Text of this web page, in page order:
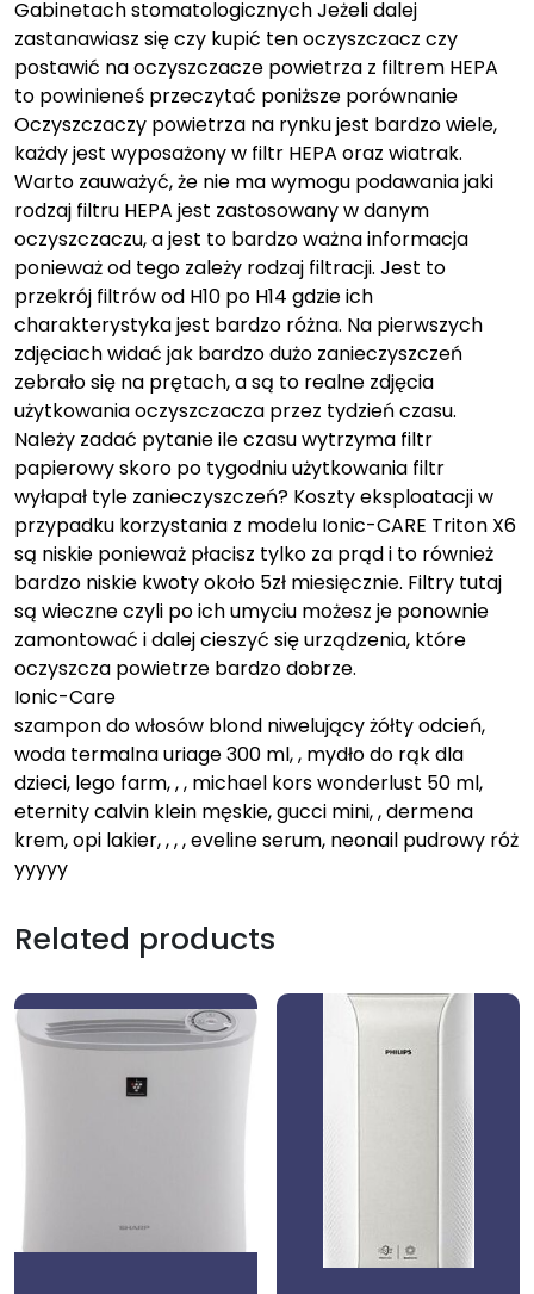
Gabinetach stomatologicznych Jeżeli dalej
zastanawiasz się czy kupić ten oczyszczacz czy
postawić na oczyszczacze powietrza z filtrem HEPA
to powinieneś przeczytać poniższe porównanie
Oczyszczaczy powietrza na rynku jest bardzo wiele,
każdy jest wyposażony w filtr HEPA oraz wiatrak.
Warto zauważyć, że nie ma wymogu podawania jaki
rodzaj filtru HEPA jest zastosowany w danym
oczyszczaczu, a jest to bardzo ważna informacja
ponieważ od tego zależy rodzaj filtracji. Jest to
przekrój filtrów od H10 po H14 gdzie ich
charakterystyka jest bardzo różna. Na pierwszych
zdjęciach widać jak bardzo dużo zanieczyszczeń
zebrało się na prętach, a są to realne zdjęcia
użytkowania oczyszczacza przez tydzień czasu.
Należy zadać pytanie ile czasu wytrzyma filtr
papierowy skoro po tygodniu użytkowania filtr
wyłapał tyle zanieczyszczeń? Koszty eksploatacji w
przypadku korzystania z modelu Ionic-CARE Triton X6
są niskie ponieważ płacisz tylko za prąd i to również
bardzo niskie kwoty około 5zł miesięcznie. Filtry tutaj
są wieczne czyli po ich umyciu możesz je ponownie
zamontować i dalej cieszyć się urządzenia, które
oczyszcza powietrze bardzo dobrze.
Ionic-Care
szampon do włosów blond niwelujący żółty odcień,
woda termalna uriage 300 ml, , mydło do rąk dla
dzieci, lego farm, , , michael kors wonderlust 50 ml,
eternity calvin klein męskie, gucci mini, , dermena
krem, opi lakier, , , , eveline serum, neonail pudrowy róż
yyyyy
Related products